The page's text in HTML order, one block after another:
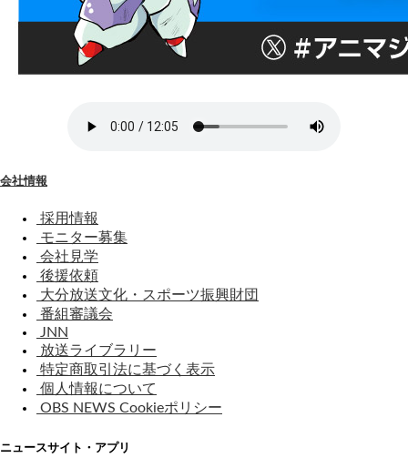
会社情報
採用情報
モニター募集
会社見学
後援依頼
大分放送文化・スポーツ振興財団
番組審議会
JNN
放送ライブラリー
特定商取引法に基づく表示
個人情報について
OBS NEWS Cookieポリシー
ニュースサイト・アプリ